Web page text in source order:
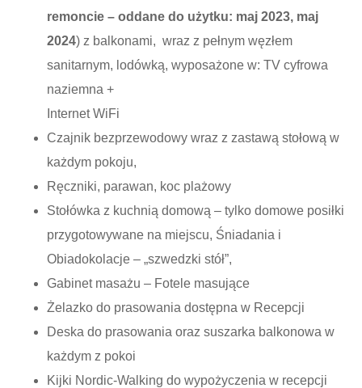
remoncie – oddane do użytku: maj 2023, maj
2024) z balkonami, wraz z pełnym węzłem
sanitarnym, lodówką, wyposażone w: TV cyfrowa
naziemna +
Internet WiFi
Czajnik bezprzewodowy wraz z zastawą stołową w
każdym pokoju,
Ręczniki, parawan, koc plażowy
Stołówka z kuchnią domową – tylko domowe posiłki
przygotowywane na miejscu, Śniadania i
Obiadokolacje – „szwedzki stół”,
Gabinet masażu – Fotele masujące
Żelazko do prasowania dostępna w Recepcji
Deska do prasowania oraz suszarka balkonowa w
każdym z pokoi
Kijki Nordic-Walking do wypożyczenia w recepcji